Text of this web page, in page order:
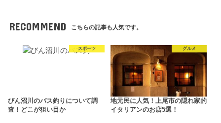
RECOMMEND こちらの記事も人気です。
スポーツ
びん沼川のバス釣りについて調
査！どこが狙い目か
グルメ
地元民に人気！上尾市の隠れ家的
イタリアンのお店5選！